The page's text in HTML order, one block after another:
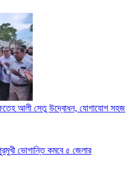
ফতেহ আলী সেতু উদ্বোধন, যোগাযোগ সহজ
ভোগান্তি কমবে ৫ জেলার